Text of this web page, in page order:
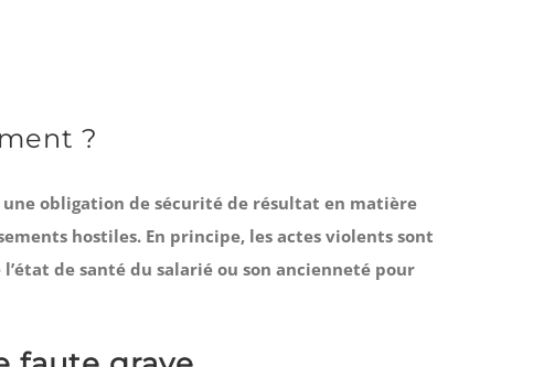
?
obligation de sécurité de résultat en matière
hostiles. En principe, les actes violents sont
de santé du salarié ou son ancienneté pour